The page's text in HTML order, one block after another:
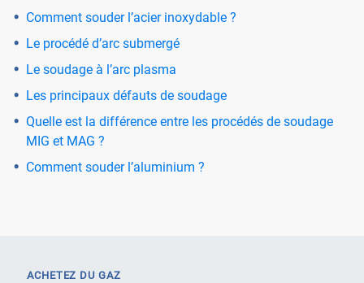
Comment souder l’acier inoxydable ?
Le procédé d’arc submergé
Le soudage à l’arc plasma
Les principaux défauts de soudage
Quelle est la différence entre les procédés de soudage
MIG et MAG ?
Comment souder l’aluminium ?
ACHETEZ DU GAZ